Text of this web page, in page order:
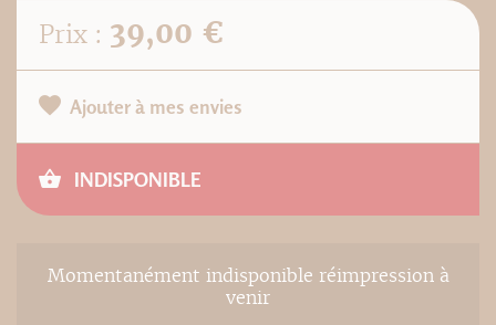
Prix : 39,00 €
Ajouter à mes envies
INDISPONIBLE
Momentanément indisponible réimpression à
venir